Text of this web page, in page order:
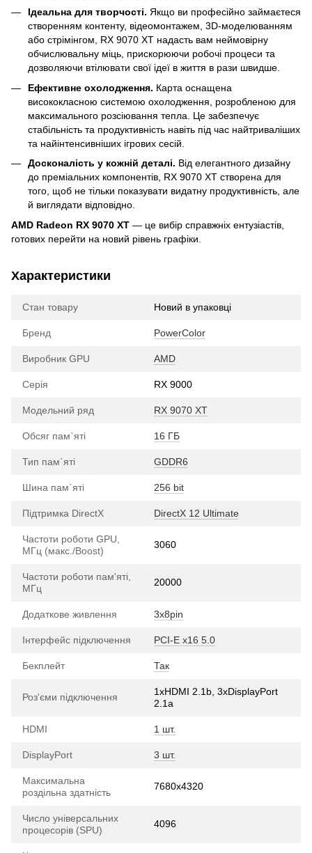
Ідеальна для творчості. Якщо ви професійно займаєтеся
створенням контенту, відеомонтажем, 3D-моделюванням
або стрімінгом, RX 9070 XT надасть вам неймовірну
обчислювальну міць, прискорюючи робочі процеси та
дозволяючи втілювати свої ідеї в життя в рази швидше.
Ефективне охолодження. Карта оснащена
висококласною системою охолодження, розробленою для
максимального розсіювання тепла. Це забезпечує
стабільність та продуктивність навіть під час найтриваліших
та найінтенсивніших ігрових сесій.
Досконалість у кожній деталі. Від елегантного дизайну
до преміальних компонентів, RX 9070 XT створена для
того, щоб не тільки показувати видатну продуктивність, але
й виглядати відповідно.
AMD Radeon RX 9070 XT — це вибір справжніх ентузіастів,
готових перейти на новий рівень графіки.
Характеристики
Стан товару Новий в упаковці
Бренд PowerColor
Виробник GPU AMD
Серія RX 9000
Модельний ряд RX 9070 XT
Обсяг пам`яті 16 ГБ
Тип пам`яті GDDR6
Шина пам`яті 256 bit
Підтримка DirectX DirectX 12 Ultimate
Частоти роботи GPU,
МГц (макс./Boost)
3060
Частоти роботи пам'яті,
МГц
20000
Додаткове живлення 3x8pin
Інтерфейс підключення PCI-E х16 5.0
Бекплейт Так
Роз'єми підключення
1xHDMI 2.1b, 3xDisplayPort
2.1a
HDMI 1 шт.
DisplayPort 3 шт.
Максимальна
роздільна здатність
7680x4320
Число універсальних
процесорів (SPU)
4096